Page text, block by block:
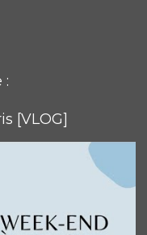
:
[VLOG]